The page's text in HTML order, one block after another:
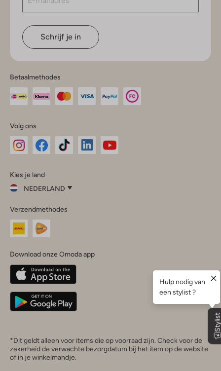
Schrijf je in
Betaalmethodes
Volg ons
InstagramFacebook
Kies je land
NEDERLAND
je
land
Nederland
Belgique(Français)
Deutschland
Verzendmethodes
Download onze Omoda app
*Dit geldt alleen voor items die op voorraad zijn. Check voor de
zekerheid de verwachte bezorgdatum bij het item op de website
of in je winkelmandje.